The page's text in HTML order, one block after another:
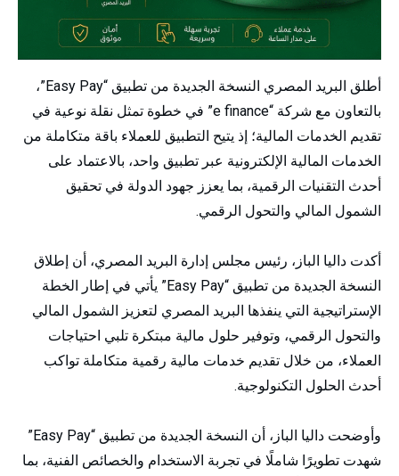
أطلق البريد المصري النسخة الجديدة من تطبيق “Easy Pay”،
بالتعاون مع شركة “e finance” في خطوة تمثل نقلة نوعية في
تقديم الخدمات المالية؛ إذ يتيح التطبيق للعملاء باقة متكاملة من
الخدمات المالية الإلكترونية عبر تطبيق واحد، بالاعتماد على
أحدث التقنيات الرقمية، بما يعزز جهود الدولة في تحقيق
الشمول المالي والتحول الرقمي.
أكدت داليا الباز، رئيس مجلس إدارة البريد المصري، أن إطلاق
النسخة الجديدة من تطبيق “Easy Pay” يأتي في إطار الخطة
الإستراتيجية التي ينفذها البريد المصري لتعزيز الشمول المالي
والتحول الرقمي، وتوفير حلول مالية مبتكرة تلبي احتياجات
العملاء، من خلال تقديم خدمات مالية رقمية متكاملة تواكب
أحدث الحلول التكنولوجية.
وأوضحت داليا الباز، أن النسخة الجديدة من تطبيق “Easy Pay”
شهدت تطويرًا شاملًا في تجربة الاستخدام والخصائص الفنية، بما